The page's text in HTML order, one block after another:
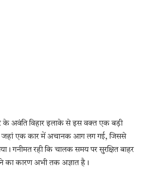
के अवंति विहार इलाके से इस वक्त एक बड़ी
जहां एक कार में अचानक आग लग गई, जिससे
गनीमत रही कि चालक समय पर सुरक्षित बाहर
कारण अभी तक अज्ञात है।